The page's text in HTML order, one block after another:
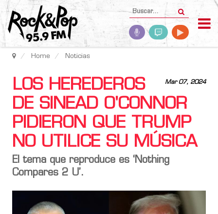
Home Noticias
Mar 07, 2024
LOS HEREDEROS
DE SINEAD O'CONNOR
PIDIERON QUE TRUMP
NO UTILICE SU MÚSICA
El tema que reproduce es ‘Nothing
Compares 2 U’.